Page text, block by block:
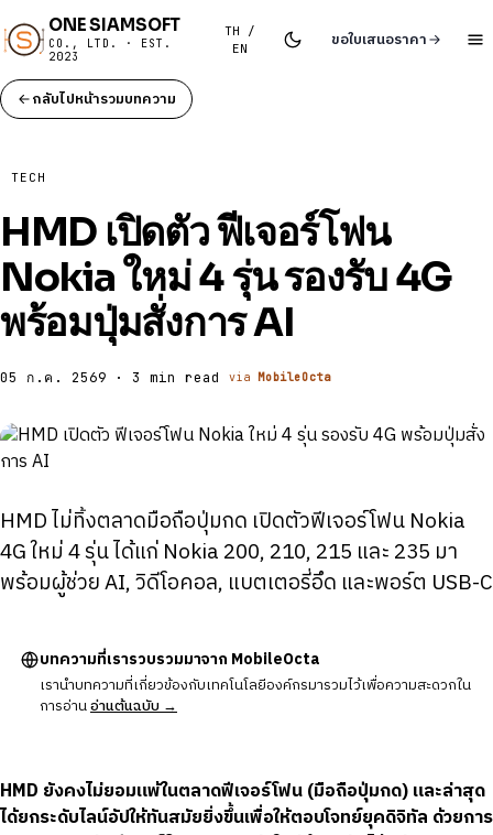
ONE SIAMSOFT
CO., LTD. · EST.
2023
TH /
EN
ขอใบเสนอราคา
กลับไปหน้ารวมบทความ
TECH
HMD เปิดตัว ฟีเจอร์โฟน
Nokia ใหม่ 4 รุ่น รองรับ 4G
พร้อมปุ่มสั่งการ AI
05 ก.ค. 2569 · 3 min read via MobileOcta
HMD ไม่ทิ้งตลาดมือถือปุ่มกด เปิดตัวฟีเจอร์โฟน Nokia
4G ใหม่ 4 รุ่น ได้แก่ Nokia 200, 210, 215 และ 235 มา
พร้อมผู้ช่วย AI, วิดีโอคอล, แบตเตอรี่อึด และพอร์ต USB-C
บทความที่เรารวบรวมมาจาก MobileOcta
เรานำบทความที่เกี่ยวข้องกับเทคโนโลยีองค์กรมารวมไว้เพื่อความสะดวกใน
การอ่านอ่านต้นฉบับ →
HMD ยังคงไม่ยอมแพ้ในตลาดฟีเจอร์โฟน (มือถือปุ่มกด) และล่าสุด
ได้ยกระดับไลน์อัปให้ทันสมัยยิ่งขึ้นเพื่อให้ตอบโจทย์ยุคดิจิทัล ด้วยการ